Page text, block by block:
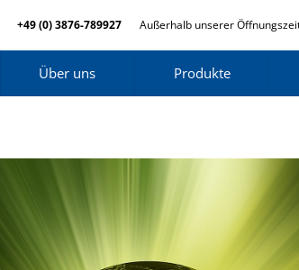
+49 (0) 3876-789927 Außerhalb unserer
Über uns Produkte